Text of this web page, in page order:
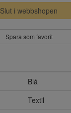
Slut i webbshopen
Spara som favorit
Blå
Textil